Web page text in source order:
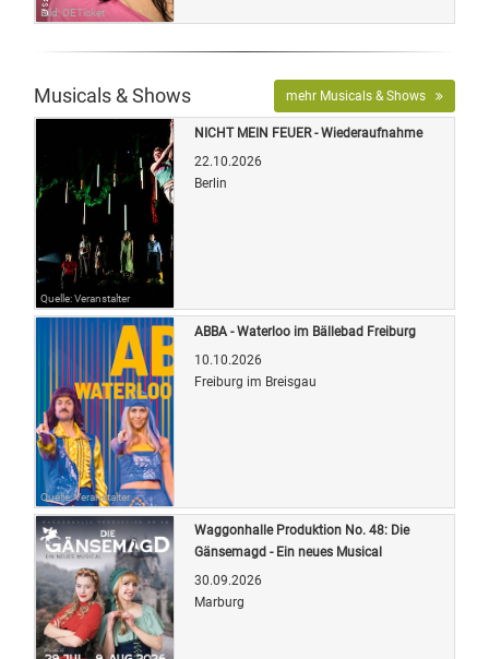
Bild: OETicket
Musicals & Shows mehr Musicals & Shows
Quelle: Veranstalter
NICHT MEIN FEUER - Wiederaufnahme
22.10.2026
Berlin
Quelle: Veranstalter
ABBA - Waterloo im Bällebad Freiburg
10.10.2026
Freiburg im Breisgau
Waggonhalle Produktion No. 48: Die
Gänsemagd - Ein neues Musical
30.09.2026
Marburg